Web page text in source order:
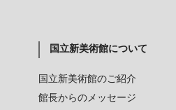
国立新美術館について
国立新美術館のご紹介
館長からのメッセージ